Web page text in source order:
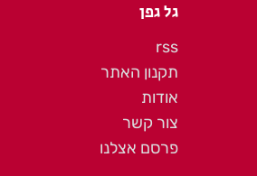
גל גפן
rss
תקנון האתר
אודות
צור קשר
פרסם אצלנו